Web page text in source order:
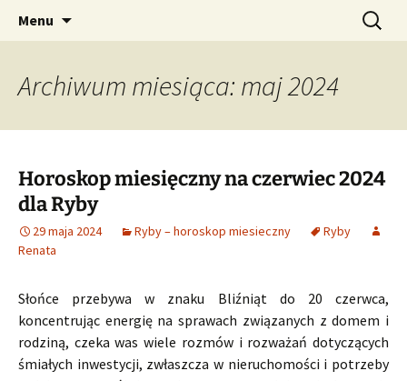
CzaroMarowy horoskop
dzienny, miesięczny i
tygodniowy
Profesjonalne przepowiednie astrologiczne
Menu Szukaj:
Archiwum miesiąca: maj 2024
Horoskop miesięczny na czerwiec 2024
dla Ryby
29 maja 2024 Ryby – horoskop miesieczny
Ryby
Renata
Słońce przebywa w znaku Bliźniąt do 20 czerwca,
koncentrując energię na sprawach związanych z domem i
rodziną, czeka was wiele rozmów i rozważań dotyczących
śmiałych inwestycji, zwłaszcza w nieruchomości i potrzeby